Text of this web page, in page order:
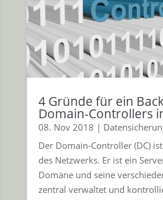
4 Gründe für ein
Domain-Controllers
08. Nov 2018 |
Der Domain-Controller (DC)
des Netzwerks. Er ist ein
Domäne und seine
zentral verwaltet und